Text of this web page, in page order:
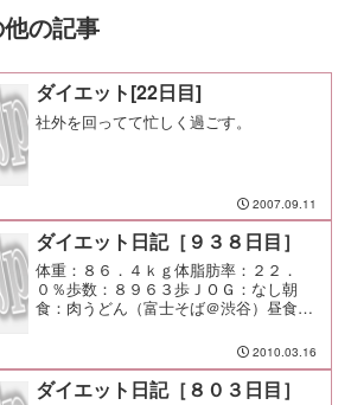
の記事
ダイエット[22日目]
社外を回ってて忙しく過ごす。
2007.09.11
ダイエット日記［９３８日目］
体重：８６．４ｋｇ体脂肪率：２２．
０％歩数：８９６３歩ＪＯＧ：なし朝
食：肉うどん（富士そば＠渋谷）昼食：
まだ頑張れるかな。 まだ余裕が大分あ
るね。
2010.03.16
ダイエット日記［８０３日目］